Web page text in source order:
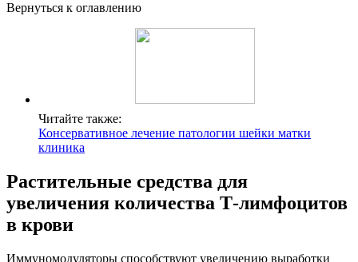
Вернуться к оглавлению
Читайте также:
Консервативное лечение патологии шейки матки
клиника
Растительные средства для
увеличения количества Т-лимфоцитов
в крови
Иммуномодуляторы способствуют увеличению выработки